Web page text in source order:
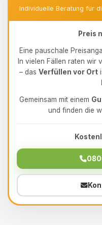
Individuelle Beratung für
Preis
Eine pauschale
In vielen Fällen raten wir
– das Verfüllen vor Ort
Gemeinsam mit einem
und finden die